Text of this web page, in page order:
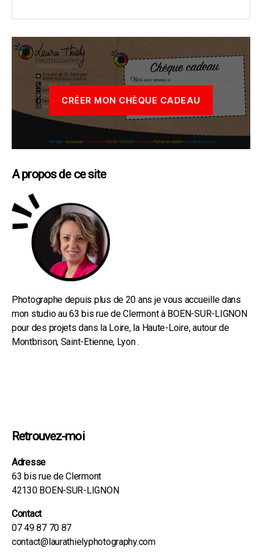
CRÉER MON CHÈQUE CADEAU
A propos de ce site
Photographe depuis plus de 20 ans je vous accueille dans
mon studio au 63 bis rue de Clermont à BOEN-SUR-LIGNON
pour des projets dans la Loire, la Haute-Loire, autour de
Montbrison, Saint-Etienne, Lyon .
Retrouvez-moi
Adresse
63 bis rue de Clermont
42130 BOEN-SUR-LIGNON
Contact
07 49 87 70 87
contact@laurathielyphotography.com